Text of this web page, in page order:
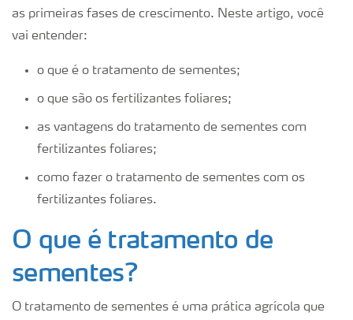
as primeiras fases de crescimento. Neste artigo, você
vai entender:
o que é o tratamento de sementes;
o que são os fertilizantes foliares;
as vantagens do tratamento de sementes com
fertilizantes foliares;
como fazer o tratamento de sementes com os
fertilizantes foliares.
O que é tratamento de
sementes?
O tratamento de sementes é uma prática agrícola que